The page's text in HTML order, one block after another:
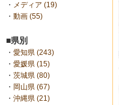
・ メディア (19)
・ 動画 (55)
■県別
・ 愛知県 (243)
・ 愛媛県 (15)
・ 茨城県 (80)
・ 岡山県 (67)
・ 沖縄県 (21)